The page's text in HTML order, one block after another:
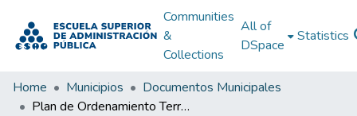
Communities
&
Collections
All of
DSpace
Statistics
Home Municipios
Documentos Municipales
Plan de Ordenamiento Territorial Popayán Cauca 2010: POT Popayán Cauca 2010